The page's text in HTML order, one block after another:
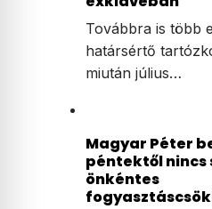
Továbbra is több
határsértő
miután július…
Magyar Péter
péntektől nincs
önkéntes